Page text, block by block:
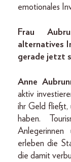
emotionales
Frau
alternatives
gerade jetzt
Anne
aktiv
ihr Geld fließt,
haben.
erleben die
die damit